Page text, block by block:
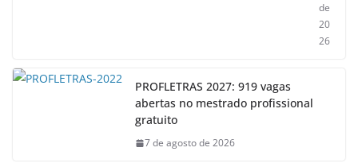
de
20
26
PROFLETRAS 2027: 919 vagas
abertas no mestrado profissional
gratuito
7 de agosto de 2026